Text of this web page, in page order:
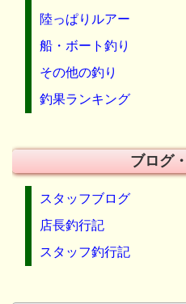
陸っぱりルアー
船・ボート釣り
その他の釣り
釣果ランキング
ブログ
スタッフブログ
店長釣行記
スタッフ釣行記